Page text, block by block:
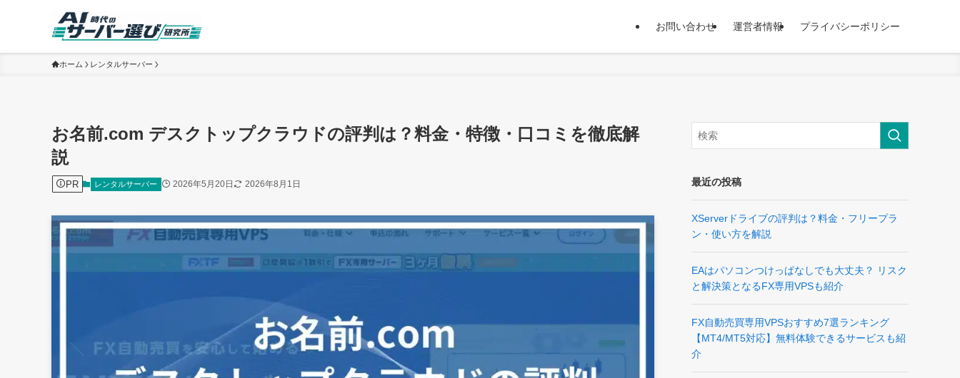
お問い合わせ 運営者情報 プライバシーポリシー
ホーム レンタルサーバー
お名前.com デスクトップクラウドの評判は？料金・特徴・口コミを徹底解
説
PR レンタルサーバー 2026年5月20日 2026年8月1日 最近の投稿
XServerドライブの評判は？料金・フリープラ
ン・使い方を解説
EAはパソコンつけっぱなしでも大丈夫？ リスク
と解決策となるFX専用VPSも紹介
FX自動売買専用VPSおすすめ7選ランキング
【MT4/MT5対応】無料体験できるサービスも紹
介